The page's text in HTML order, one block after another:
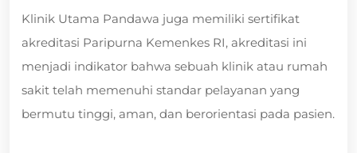
Klinik Utama Pandawa juga memiliki sertifikat
akreditasi Paripurna Kemenkes RI, akreditasi ini
menjadi indikator bahwa sebuah klinik atau rumah
sakit telah memenuhi standar pelayanan yang
bermutu tinggi, aman, dan berorientasi pada pasien.